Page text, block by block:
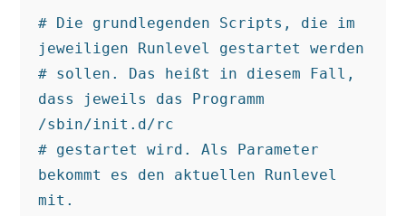
# Die grundlegenden Scripts, die im
jeweiligen Runlevel gestartet werden
# sollen. Das heißt in diesem Fall,
dass jeweils das Programm
/sbin/init.d/rc
# gestartet wird. Als Parameter
bekommt es den aktuellen Runlevel
mit.